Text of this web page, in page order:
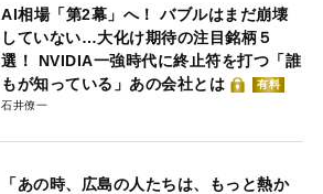
AI相場「第2幕」へ！ バブルはまだ崩壊
していない…大化け期待の注目銘柄５
選！ NVIDIA一強時代に終止符を打つ「誰
もが知っている」あの会社とは
有料
石井僚一
「あの時、広島の人たちは、もっと熱か